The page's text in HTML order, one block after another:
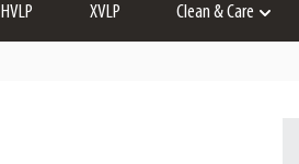
HVLP XVLP Clean & Care